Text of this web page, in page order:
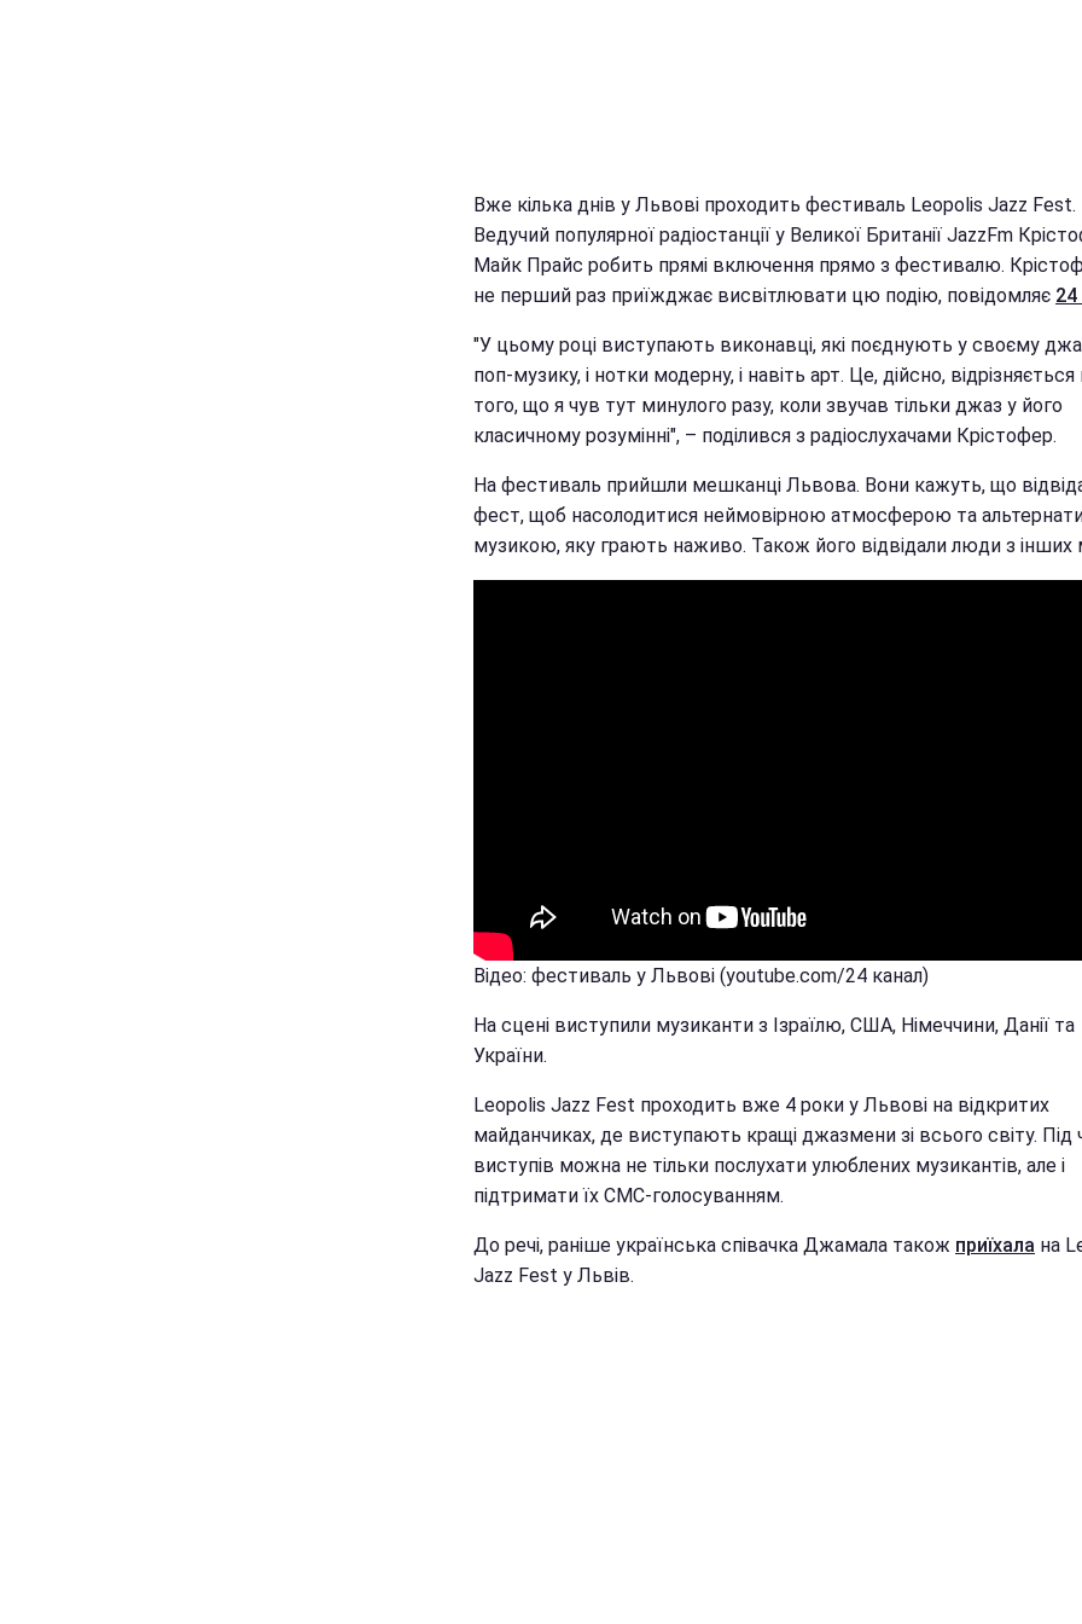
Вже кілька днів у Львові проходить фестиваль Leopolis Jazz Fest.
Ведучий популярної радіостанції у Великої Британії JazzFm
Майк Прайс робить прямі включення прямо з фестивалю.
не перший раз приїжджає висвітлювати цю подію, повідомляє 24
"У цьому році виступають виконавці, які поєднують у своєму
поп-музику, і нотки модерну, і навіть арт. Це, дійсно, відрізняється
того, що я чув тут минулого разу, коли звучав тільки джаз у його
класичному розумінні", – поділився з радіослухачами Крістофер.
На фестиваль прийшли мешканці Львова. Вони кажуть, що
фест, щоб насолодитися неймовірною атмосферою та
музикою, яку грають наживо. Також його відвідали люди з інших
Відео: фестиваль у Львові (youtube.com/24 канал)
На сцені виступили музиканти з Ізраїлю, США, Німеччини, Данії та
України.
Leopolis Jazz Fest проходить вже 4 роки у Львові на відкритих
майданчиках, де виступають кращі джазмени зі всього світу. Під
виступів можна не тільки послухати улюблених музикантів, але і
підтримати їх СМС-голосуванням.
До речі, раніше українська співачка Джамала також приїхала на
Jazz Fest у Львів.